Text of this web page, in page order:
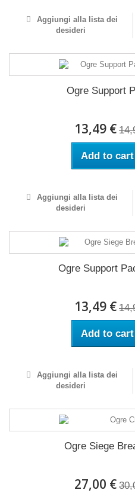
Aggiungi alla lista dei
desideri
Ogre Support
13,49 €
Add to cart
Aggiungi alla lista dei
desideri
Ogre Support
13,49 €
Add to cart
Aggiungi alla lista dei
desideri
Ogre Siege
27,00 €